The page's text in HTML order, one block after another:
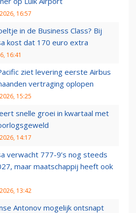
16:57
in de Business Class? Bij
kost dat 170 euro extra
16:41
ziet levering eerste Airbus
vertraging oplopen
15:25
snelle groei in kwartaal met
14:17
verwacht 777-9’s nog steeds
maar maatschappij heeft ook
13:42
Antonov mogelijk ontsnapt